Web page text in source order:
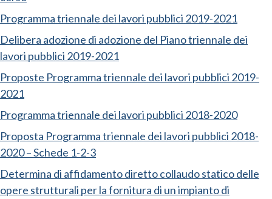
Programma triennale dei lavori pubblici 2019-2021
Delibera adozione di adozione del Piano triennale dei
lavori pubblici 2019-2021
Proposte Programma triennale dei lavori pubblici 2019-
2021
Programma triennale dei lavori pubblici 2018-2020
Proposta Programma triennale dei lavori pubblici 2018-
2020 – Schede 1-2-3
Determina di affidamento diretto collaudo statico delle
opere strutturali per la fornitura di un impianto di